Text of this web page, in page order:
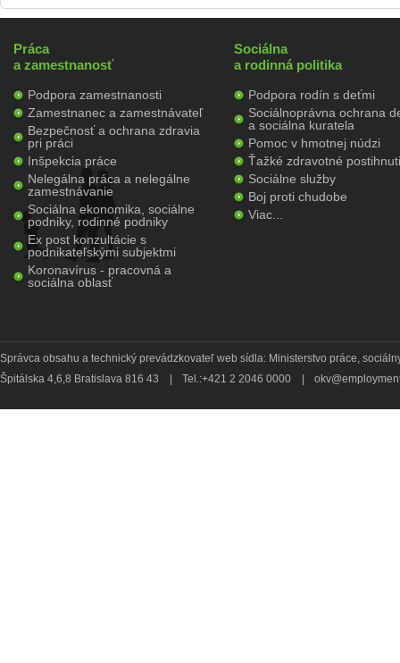
Práca
a zamestnanosť
Podpora zamestnanosti
Zamestnanec a zamestnávateľ
Bezpečnosť a ochrana zdravia
pri práci
Inšpekcia práce
Nelegálna práca a nelegálne
zamestnávanie
Sociálna ekonomika, sociálne
podniky, rodinné podniky
Ex post konzultácie s
podnikateľskými subjektmi
Koronavírus - pracovná a
sociálna oblasť
Sociálna
a rodinná politika
Podpora rodín s deťmi
Sociálnoprávna ochrana
a sociálna kuratela
Pomoc v hmotnej núdzi
Ťažké zdravotné
Sociálne služby
Boj proti chudobe
Viac...
Správca obsahu a technický prevádzkovateľ web sídla: Ministerstvo práce,
Špitálska 4,6,8 Bratislava 816 43
Tel.:+421 2 2046 0000